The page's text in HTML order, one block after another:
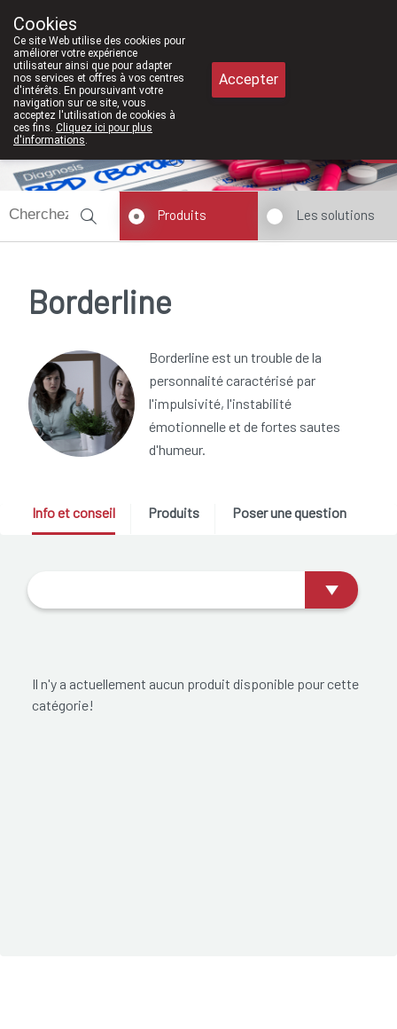
011/610300
Aujourd'hui A présent
Produits Les solutions
Borderline
Borderline est un trouble de la
personnalité caractérisé par
l'impulsivité, l'instabilité
émotionnelle et de fortes sautes
d'humeur.
Info et conseil Produits Poser une question
Il n'y a actuellement aucun produit disponible pour cette
catégorie!
Cookies
Ce site Web utilise des cookies pour
améliorer votre expérience
utilisateur ainsi que pour adapter
nos services et offres à vos centres
d'intérêts. En poursuivant votre
navigation sur ce site, vous
acceptez l'utilisation de cookies à
ces fins. Cliquez ici pour plus
d'informations.
Accepter